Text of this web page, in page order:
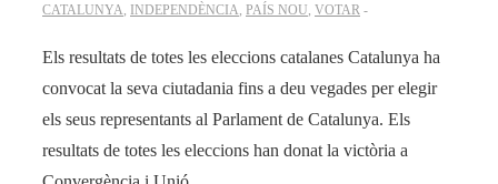
CATALUNYA INDEPENDÈNCIA PAÍS NOU VOTAR
Els resultats de totes les eleccions catalanes Catalunya ha
convocat la seva ciutadania fins a deu vegades per elegir
els seus representants al Parlament de Catalunya. Els
resultats de totes les eleccions han donat la victòria a